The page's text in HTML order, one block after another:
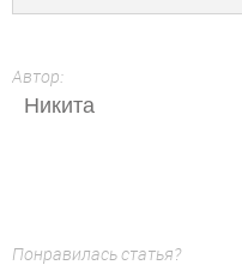
Автор:
Никита
Понравилась статья?